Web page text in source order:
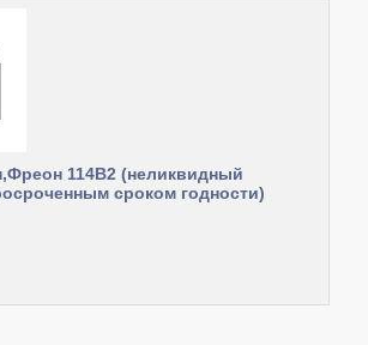
114В2 (неликвидный
сроком годности)